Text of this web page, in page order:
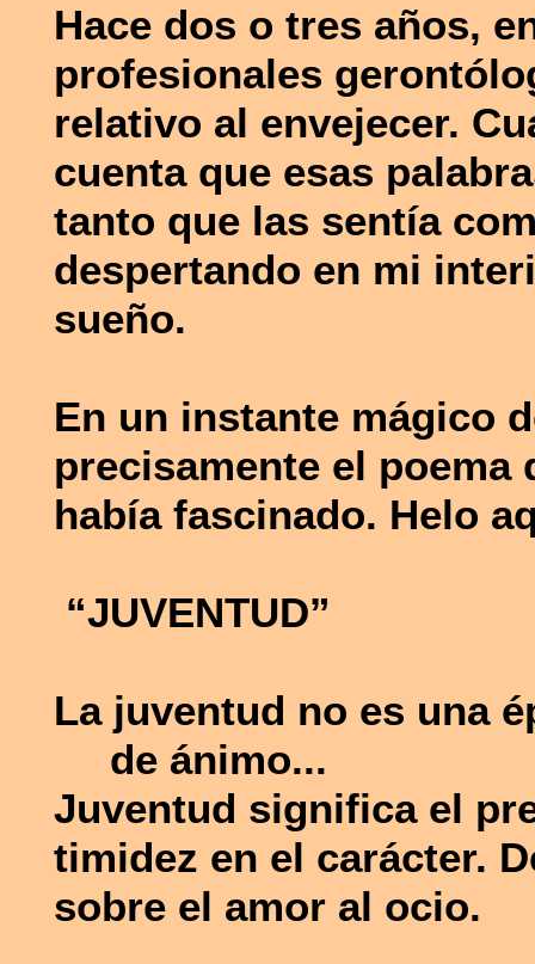
Hace dos o tres años,
profesionales
relativo al envejecer.
cuenta que esas
tanto que las sentía
despertando en mi
sueño.
En un instante mágico
precisamente el poema
había fascinado. Helo
“JUVENTUD”
La juventud no es una
de ánimo...
Juventud significa el
timidez en el carácter.
sobre el amor al ocio.